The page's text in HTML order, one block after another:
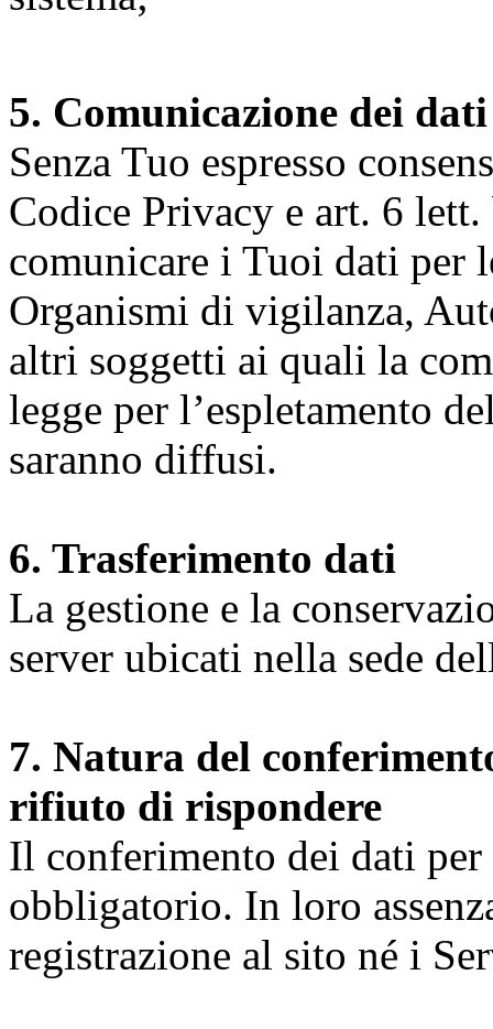
5. Comunicazione dei dati
Senza Tuo espresso
Codice Privacy e art. 6
comunicare i Tuoi dati per
Organismi di vigilanza,
altri soggetti ai quali la
legge per l’espletamento
saranno diffusi.
6. Trasferimento dati
La gestione e la
server ubicati nella sede
7. Natura del
rifiuto di rispondere
Il conferimento dei dati
obbligatorio. In loro
registrazione al sito né i